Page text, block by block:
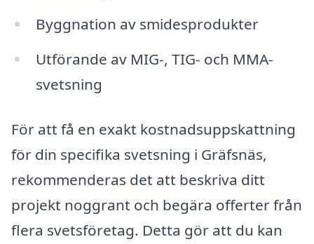
Byggnation av smidesprodukter
Utförande av MIG-, TIG- och MMA-
svetsning
För att få en exakt kostnadsuppskattning
för din specifika svetsning i Gräfsnäs,
rekommenderas det att beskriva ditt
projekt noggrant och begära offerter från
flera svetsföretag. Detta gör att du kan